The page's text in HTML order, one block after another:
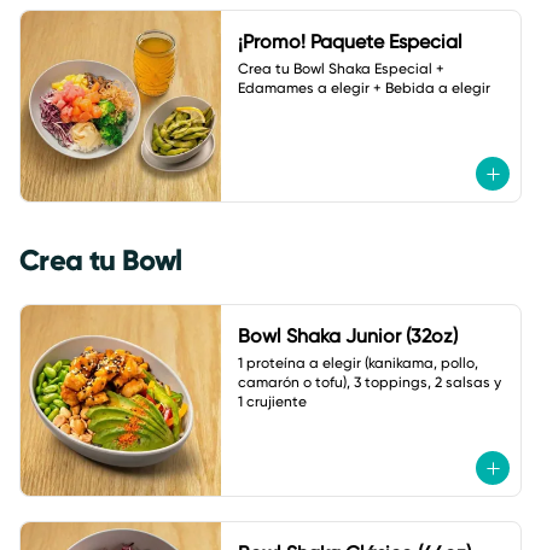
¡Promo! Paquete Especial
Crea tu Bowl Shaka Especial +
Edamames a elegir + Bebida a elegir
Crea tu Bowl
Bowl Shaka Junior (32oz)
1 proteína a elegir (kanikama, pollo,
camarón o tofu), 3 toppings, 2 salsas y
1 crujiente